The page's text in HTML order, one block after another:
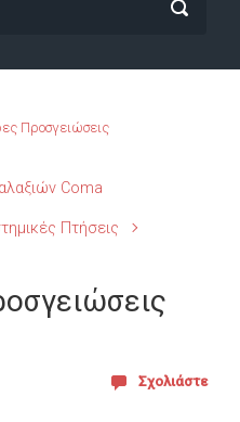
Προσγειώσεις
Coma
Πτήσεις
Σχολιάστε